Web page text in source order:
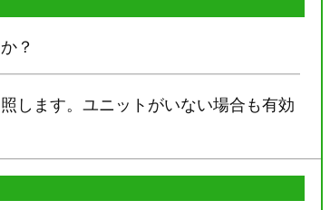
？
します。ユニットがいない場合も有効